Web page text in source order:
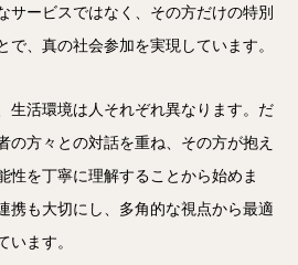
サービスではなく、その方だけの特別
で、真の社会参加を実現しています。
生活環境は人それぞれ異なります。だ
の方々との対話を重ね、その方が抱え
性を丁寧に理解することから始めま
携も大切にし、多角的な視点から最適
います。